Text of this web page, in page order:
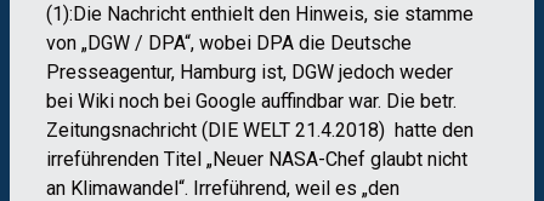
(1):Die Nachricht enthielt den Hinweis, sie stamme
von „DGW / DPA“, wobei DPA die Deutsche
Presseagentur, Hamburg ist, DGW jedoch weder
bei Wiki noch bei Google auffindbar war. Die betr.
Zeitungsnachricht (DIE WELT 21.4.2018) hatte den
irreführenden Titel „Neuer NASA-Chef glaubt nicht
an Klimawandel“. Irreführend, weil es „den